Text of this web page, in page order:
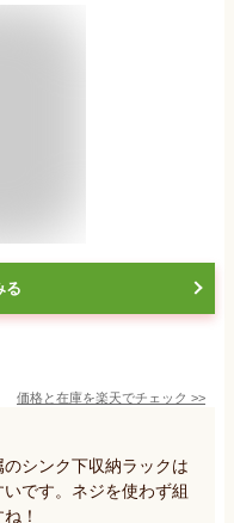
る
価格と在庫を楽天でチェック >>
シンク下収納ラックは
いです。ネジを使わず組
！